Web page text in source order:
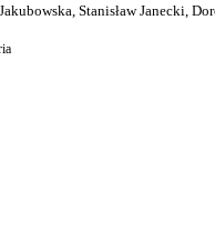
Stanisław Janecki,